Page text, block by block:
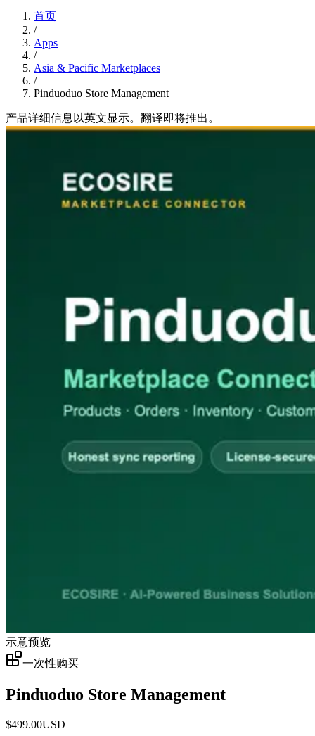
首页
/
Apps
/
Asia & Pacific Marketplaces
/
Pinduoduo Store Management
产品详细信息以英文显示。翻译即将推出。
示意预览
一次性购买
Pinduoduo Store Management
$499.00USD